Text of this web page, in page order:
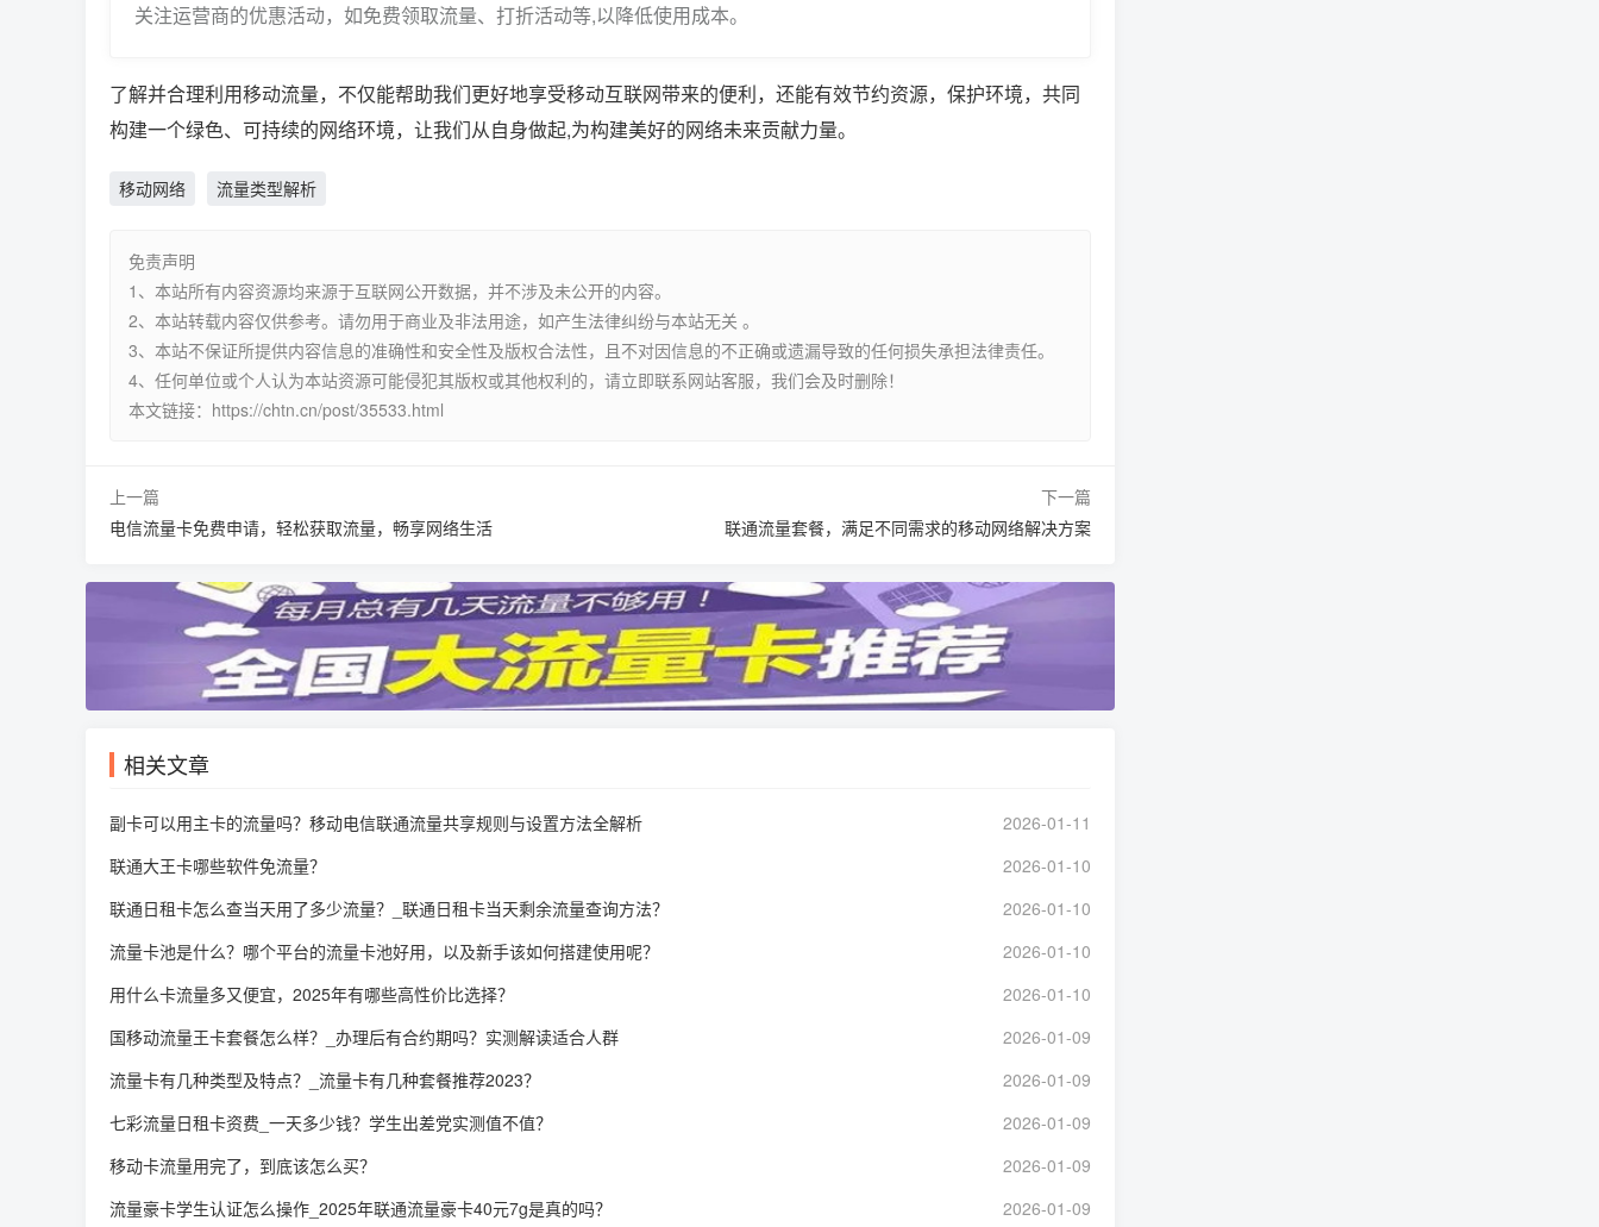
关注运营商的优惠活动，如免费领取流量、打折活动等,以降低使用成本。
了解并合理利用移动流量，不仅能帮助我们更好地享受移动互联网带来的便利，还能有效节约资源，保护环境，共同
构建一个绿色、可持续的网络环境，让我们从自身做起,为构建美好的网络未来贡献力量。
移动网络 流量类型解析
免责声明
1、本站所有内容资源均来源于互联网公开数据，并不涉及未公开的内容。
2、本站转载内容仅供参考。请勿用于商业及非法用途，如产生法律纠纷与本站无关 。
3、本站不保证所提供内容信息的准确性和安全性及版权合法性，且不对因信息的不正确或遗漏导致的任何损失承担法律责任。
4、任何单位或个人认为本站资源可能侵犯其版权或其他权利的，请立即联系网站客服，我们会及时删除！
本文链接：https://chtn.cn/post/35533.html
上一篇
电信流量卡免费申请，轻松获取流量，畅享网络生活
下一篇
联通流量套餐，满足不同需求的移动网络解决方案
相关文章
副卡可以用主卡的流量吗？移动电信联通流量共享规则与设置方法全解析
2026-01-11
联通大王卡哪些软件免流量？
2026-01-10
联通日租卡怎么查当天用了多少流量？_联通日租卡当天剩余流量查询方法？
2026-01-10
流量卡池是什么？哪个平台的流量卡池好用，以及新手该如何搭建使用呢？
2026-01-10
用什么卡流量多又便宜，2025年有哪些高性价比选择？
2026-01-10
国移动流量王卡套餐怎么样？_办理后有合约期吗？实测解读适合人群
2026-01-09
流量卡有几种类型及特点？_流量卡有几种套餐推荐2023？
2026-01-09
七彩流量日租卡资费_一天多少钱？学生出差党实测值不值？
2026-01-09
移动卡流量用完了，到底该怎么买？
2026-01-09
流量豪卡学生认证怎么操作_2025年联通流量豪卡40元7g是真的吗？
2026-01-09